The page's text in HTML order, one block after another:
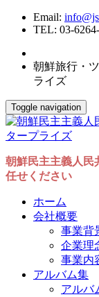
Email:
TEL: 03-
朝鮮旅行・
ライズ
Toggle navigation
朝鮮民主主義人民
任せください
ホーム
会社概要
事業背
企業理
事業内
アルバム集
アルバ